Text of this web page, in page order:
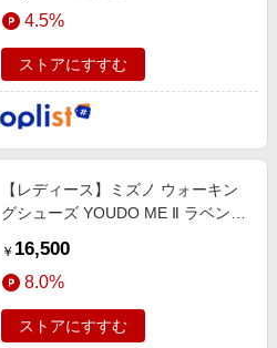
4.5%
ストアにすすむ
【レディース】ミズノ ウォーキン
グシューズ YOUDO ME Ⅱ ラベンダ
￥ 16,500
8.0%
ストアにすすむ